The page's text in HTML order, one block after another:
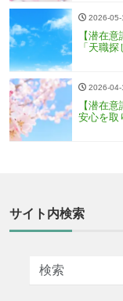
2026-05-
【潜在
「天職
2026-04-
【潜在
安心を取
サイト内検索